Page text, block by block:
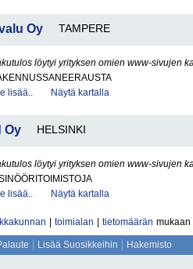
Oy TAMPERE
löytyi yrityksen omien www-sivujen
lisää..
Näytä kartalla
Oy HELSINKI
löytyi yrityksen omien www-sivujen
lisää..
Näytä kartalla
toimialan tietomäärän mukaan
Lisää Suosikkeihin Hakemisto